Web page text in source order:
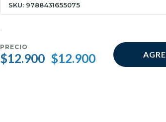
SKU: 9788431655075
PRECIO
$12.900 $12.900